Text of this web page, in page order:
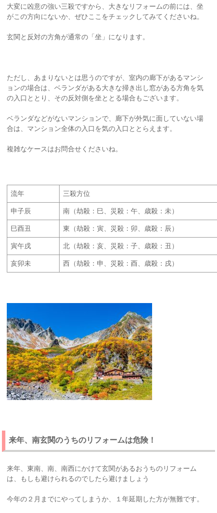
大変に凶意の強い三殺ですから、大きなリフォームの前には、坐
がこの方向にないか、ぜひここをチェックしてみてくださいね。
玄関と反対の方角が通常の「坐」になります。
ただし、あまりないとは思うのですが、室内の廊下があるマンシ
ョンの場合は、ベランダがある大きな掃き出し窓がある方角を気
の入口ととり、その反対側を坐ととる場合もございます。
ベランダなどがないマンションで、廊下が外気に面していない場
合は、マンション全体の入口を気の入口ととらえます。
複雑なケースはお問合せくださいね。
流年 三殺方位
申子辰 南（劫殺：巳、災殺：午、歳殺：未）
巳酉丑 東（劫殺：寅、災殺：卯、歳殺：辰）
寅午戌 北（劫殺：亥、災殺：子、歳殺：丑）
亥卯未 西（劫殺：申、災殺：酉、歳殺：戌）
来年、南玄関のうちのリフォームは危険！
来年、東南、南、南西にかけて玄関があるおうちのリフォーム
は、もしも避けられるのでしたら避けましょう
今年の２月までにやってしまうか、１年延期した方が無難です。